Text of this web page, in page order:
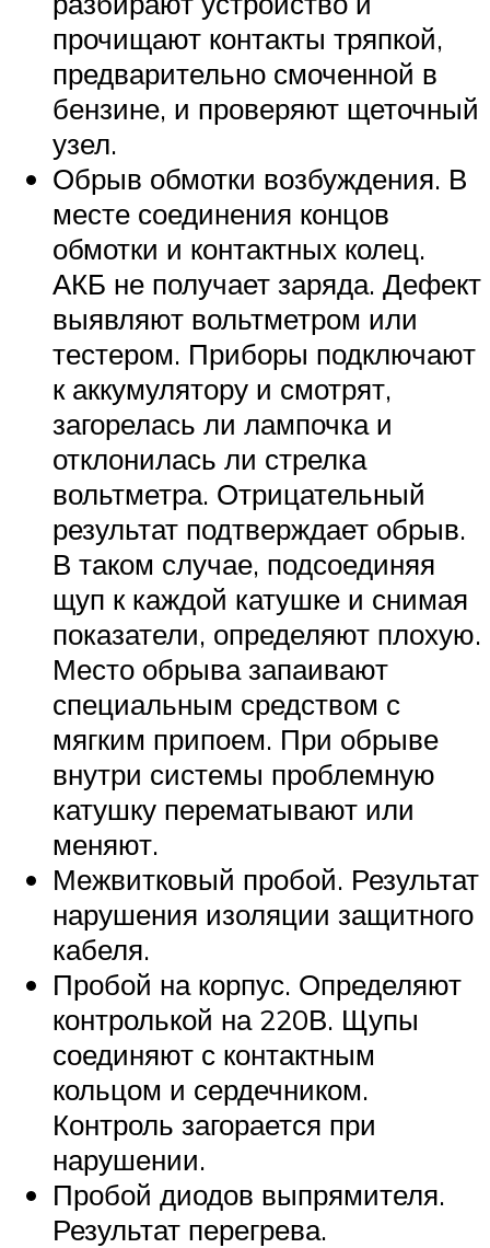
прочищают контакты тряпкой,
предварительно смоченной в
бензине, и проверяют щеточный
узел.
Обрыв обмотки возбуждения. В
месте соединения концов
обмотки и контактных колец.
АКБ не получает заряда. Дефект
выявляют вольтметром или
тестером. Приборы подключают
к аккумулятору и смотрят,
загорелась ли лампочка и
отклонилась ли стрелка
вольтметра. Отрицательный
результат подтверждает обрыв.
В таком случае, подсоединяя
щуп к каждой катушке и снимая
показатели, определяют плохую.
Место обрыва запаивают
специальным средством с
мягким припоем. При обрыве
внутри системы проблемную
катушку перематывают или
меняют.
Межвитковый пробой. Результат
нарушения изоляции защитного
кабеля.
Пробой на корпус. Определяют
контролькой на 220В. Щупы
соединяют с контактным
кольцом и сердечником.
Контроль загорается при
нарушении.
Пробой диодов выпрямителя.
Результат перегрева.